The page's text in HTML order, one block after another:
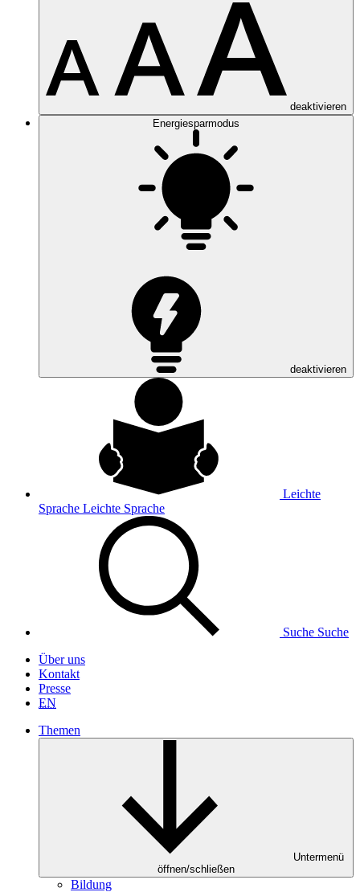
deaktivieren
Energiesparmodus
deaktivieren
Leichte
Sprache Leichte Sprache
Suche Suche
Über uns
Kontakt
Presse
EN
Themen
Untermenü
öffnen/schließen
Bildung